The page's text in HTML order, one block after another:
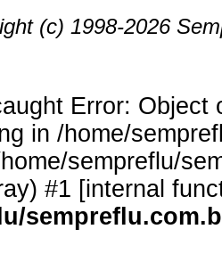
(c) 1998-2026
Error: Object
in /home/
sempreflu/
#1 [internal